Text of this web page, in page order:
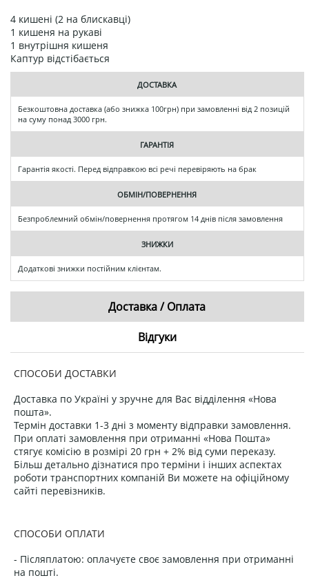
4 кишені (2 на блискавці)
1 кишеня на рукаві
1 внутрішня кишеня
Каптур відстібається
ДОСТАВКА
Безкоштовна доставка (або знижка 100грн) при замовленні від 2 позицій
на суму понад 3000 грн.
ГАРАНТІЯ
Гарантія якості. Перед відправкою всі речі перевіряють на брак
ОБМІН/ПОВЕРНЕННЯ
Безпроблемний обмін/повернення протягом 14 днів після замовлення
ЗНИЖКИ
Додаткові знижки постійним клієнтам.
Доставка / Оплата
Відгуки
СПОСОБИ ДОСТАВКИ
Доставка по Україні у зручне для Вас відділення «Нова
пошта».
Термін доставки 1-3 дні з моменту відправки замовлення.
При оплаті замовлення при отриманні «Нова Пошта»
стягує комісію в розмірі 20 грн + 2% від суми переказу.
Більш детально дізнатися про терміни і інших аспектах
роботи транспортних компаній Ви можете на офіційному
сайті перевізників.
СПОСОБИ ОПЛАТИ
- Післяплатою: оплачуєте своє замовлення при отриманні
на пошті.